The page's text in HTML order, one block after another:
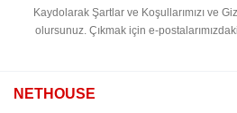
Kaydolarak Şartlar ve Koşullarımızı ve
olursunuz. Çıkmak için e-
NETHOUSE